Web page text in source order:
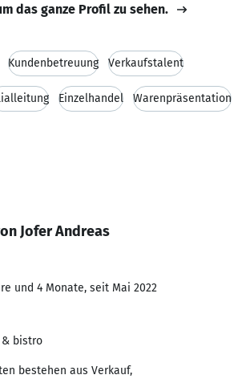
das ganze Profil zu sehen.
Kundenbetreuung Verkaufstalent
Einzelhandel Warenpräsentation
Jofer Andreas
und 4 Monate, seit Mai 2022
& bistro
bestehen aus Verkauf,